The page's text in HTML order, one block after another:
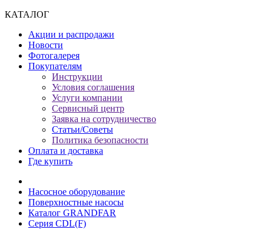
КАТАЛОГ
Акции и распродажи
Новости
Фотогалерея
Покупателям
Инструкции
Условия соглашения
Услуги компании
Сервисный центр
Заявка на сотрудничество
Статьи/Советы
Политика безопасности
Оплата и доставка
Где купить
Насосное оборудование
Поверхностные насосы
Каталог GRANDFAR
Серия CDL(F)